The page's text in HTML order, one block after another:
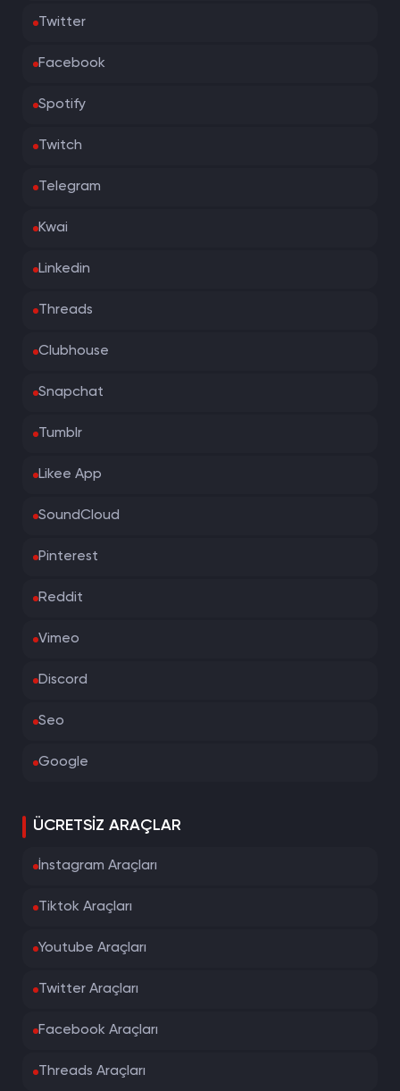
Twitter
Facebook
Spotify
Twitch
Telegram
Kwai
Linkedin
Threads
Clubhouse
Snapchat
Tumblr
Likee App
SoundCloud
Pinterest
Reddit
Vimeo
Discord
Seo
Google
ÜCRETSIZ ARAÇLAR
İnstagram Araçları
Tiktok Araçları
Youtube Araçları
Twitter Araçları
Facebook Araçları
Threads Araçları